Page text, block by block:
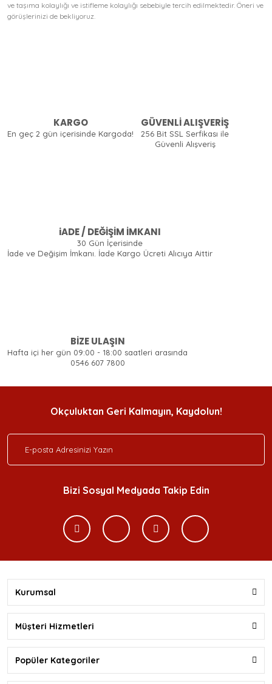
ve taşıma kolaylığı ve istifleme kolaylığı sebebiyle tercih edilmektedir. Öneri ve
görüşlerinizi de bekliyoruz.
KARGO
En geç 2 gün içerisinde Kargoda!
GÜVENLİ ALIŞVERİŞ
256 Bit SSL Serfikası ile
Güvenli Alışveriş
iADE / DEĞİŞİM İMKANI
30 Gün İçerisinde
İade ve Değişim İmkanı. İade Kargo Ücreti Alıcıya Aittir
BİZE ULAŞIN
Hafta içi her gün 09:00 - 18:00 saatleri arasında
0546 607 7800
Okçuluktan Geri Kalmayın, Kaydolun!
Bizi Sosyal Medyada Takip Edin
Kurumsal
Müşteri Hizmetleri
Popüler Kategoriler